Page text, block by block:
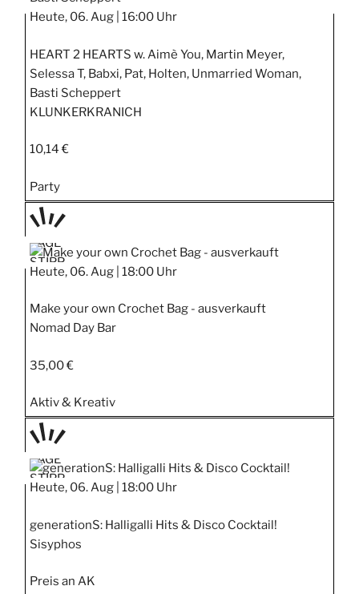
Heute, 06. Aug | 16:00 Uhr
HEART 2 HEARTS w. Aimè You, Martin Meyer,
Selessa T, Babxi, Pat, Holten, Unmarried Woman,
Basti Scheppert
KLUNKERKRANICH
10,14 €
Party
TAGE
STIPP
Heute, 06. Aug | 18:00 Uhr
Make your own Crochet Bag - ausverkauft
Nomad Day Bar
35,00 €
Aktiv & Kreativ
TAGE
STIPP
Heute, 06. Aug | 18:00 Uhr
generationS: Halligalli Hits & Disco Cocktail!
Sisyphos
Preis an AK